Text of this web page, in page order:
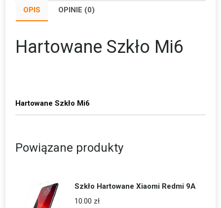
OPIS OPINIE (0)
Hartowane Szkło Mi6
Hartowane Szkło Mi6
Powiązane produkty
Szkło Hartowane Xiaomi Redmi 9A
10.00 zł